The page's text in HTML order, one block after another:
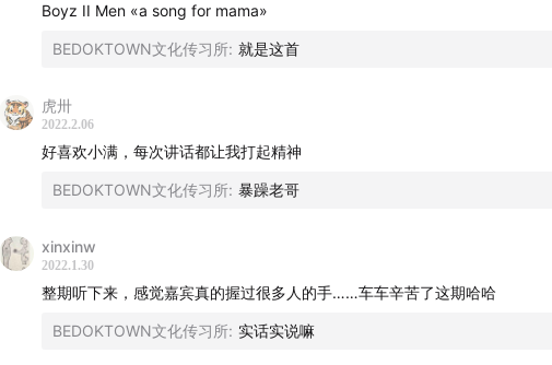
Tension《SMART》
IPIS蟑螂《溜溜》
Tension《Our Story （A Cappella）》
深白色二人组《鱼在水里哭》
加入8090有限公司听众群的方法
8090时光机：
Boyz II Men «a song for mama»
BEDOKTOWN文化传习所: 就是这首
虎卅
2022.2.06
好喜欢小满，每次讲话都让我打起精神
BEDOKTOWN文化传习所: 暴躁老哥
xinxinw
2022.1.30
整期听下来，感觉嘉宾真的握过很多人的手……车车辛苦了这期哈哈
BEDOKTOWN文化传习所: 实话实说嘛